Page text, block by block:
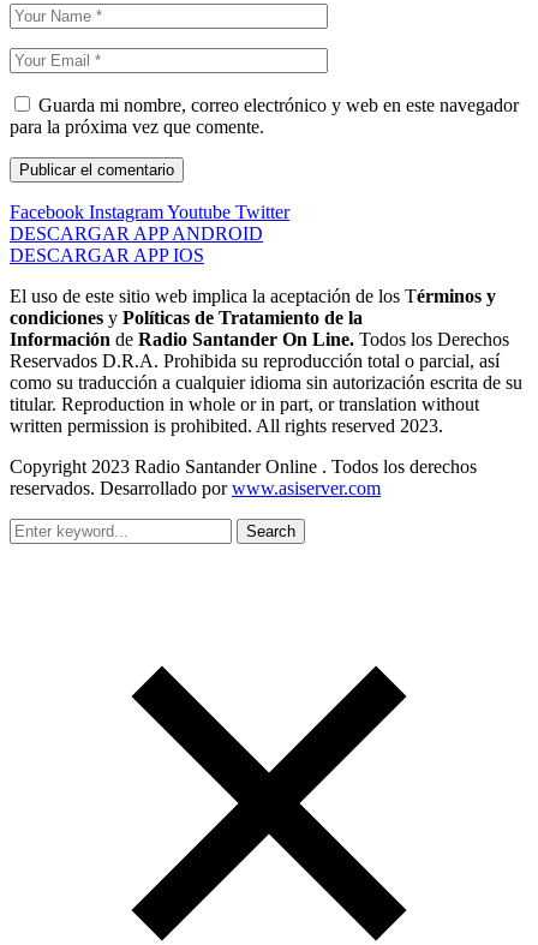
Guarda mi nombre, correo electrónico y web en este navegador
para la próxima vez que comente.
Facebook InstagramYoutube Twitter
DESCARGAR APP ANDROID
DESCARGAR APP IOS
El uso de este sitio web implica la aceptación de los Términos y
condiciones y Políticas de Tratamiento de la
Información de Radio Santander On Line. Todos los Derechos
Reservados D.R.A. Prohibida su reproducción total o parcial, así
como su traducción a cualquier idioma sin autorización escrita de su
titular. Reproduction in whole or in part, or translation without
written permission is prohibited. All rights reserved 2023.
Copyright 2023 Radio Santander Online . Todos los derechos
reservados. Desarrollado porwww.asiserver.com
Search